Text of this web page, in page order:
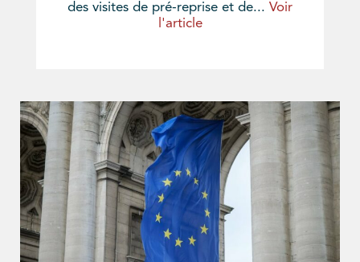
des visites de pré-reprise et de... Voir
l'article